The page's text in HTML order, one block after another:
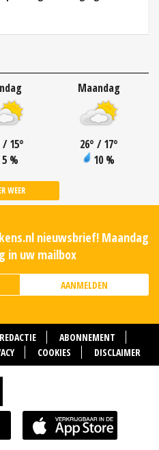
/ 15°
%
Maandag
26° / 17°
10 %
WEER
nieuwsbrief! Maandag
in uw mailbox
AANMELDEN
REDACTIE
ABONNEMENT
COOKIES DISCLAIMER